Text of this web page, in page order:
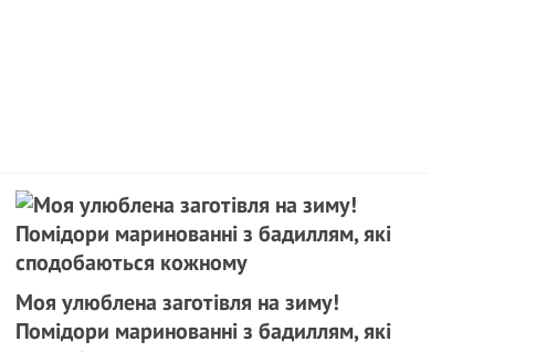
Моя улюблена заготівля на зиму!
Помідори маринованні з бадиллям, які